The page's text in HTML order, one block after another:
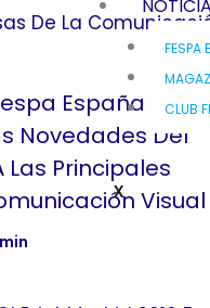
FESPA
CLUB
X
España
Novedades Del
Las Principales
Visual